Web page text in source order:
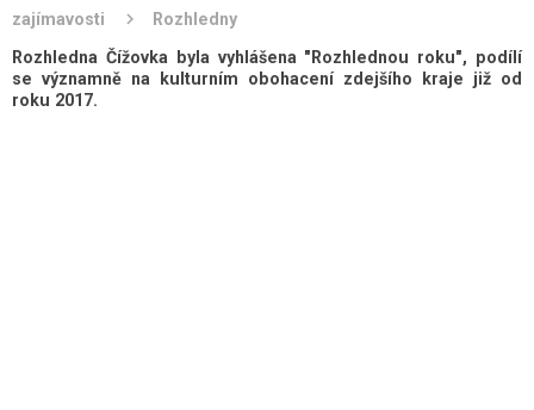
zajímavosti
Rozhledny
Rozhledna Čížovka byla vyhlášena "Rozhlednou roku", podílí
se významně na kulturním obohacení zdejšího kraje již od
roku 2017.